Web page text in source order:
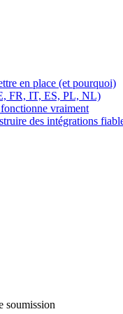
en place (et pourquoi)
FR, IT, ES, PL, NL)
vraiment
des intégrations
soumission